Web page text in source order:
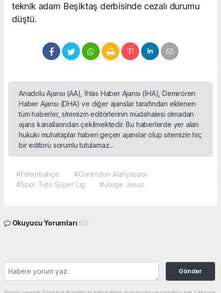
teknik adam Beşiktaş derbisinde cezalı durumu
düştü.
Anadolu Ajansı (AA), İhlas Haber Ajansı (İHA), Demirören
Haber Ajansı (DHA) ve diğer ajanslar tarafından eklenen
tüm haberler, sitemizin editörlerinin müdahalesi olmadan
ajans kanallarından çekilmektedir. Bu haberlerde yer alan
hukuki muhataplar haberi geçen ajanslar olup sitemizin hiç
bir editörü sorumlu tutulamaz...
#Fenerbahçe
#Corendon Alanyaspor
#Spor Toto Süper Lig
#Jorge Jesus
Okuyucu Yorumları (0)
Gönder